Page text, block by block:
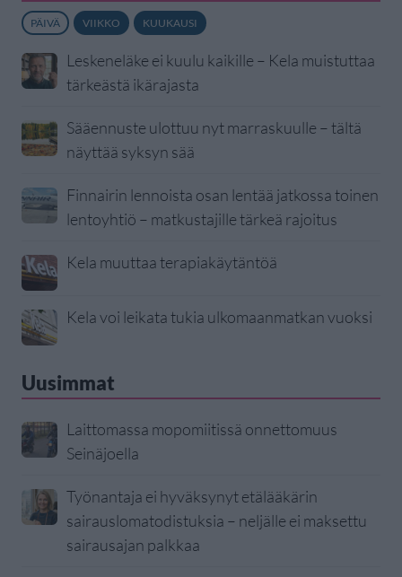
PÄIVÄ VIIKKO KUUKAUSI
Leskeneläke ei kuulu kaikille – Kela muistuttaa
tärkeästä ikärajasta
Sääennuste ulottuu nyt marraskuulle – tältä
näyttää syksyn sää
Finnairin lennoista osan lentää jatkossa toinen
lentoyhtiö – matkustajille tärkeä rajoitus
Kela muuttaa terapiakäytäntöä
Kela voi leikata tukia ulkomaanmatkan vuoksi
Uusimmat
Laittomassa mopomiitissä onnettomuus
Seinäjoella
Työnantaja ei hyväksynyt etälääkärin
sairauslomatodistuksia – neljälle ei maksettu
sairausajan palkkaa